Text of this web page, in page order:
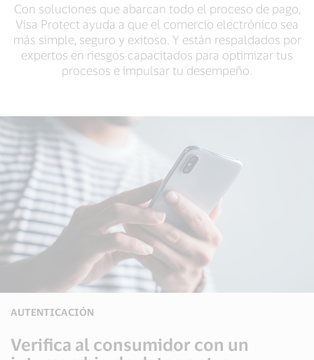
Con soluciones que abarcan todo el proceso de pago,
Visa Protect ayuda a que el comercio electrónico sea
más simple, seguro y exitoso. Y están respaldados por
expertos en riesgos capacitados para optimizar tus
procesos e impulsar tu desempeño.
AUTENTICACIÓN
Verifica al consumidor con un